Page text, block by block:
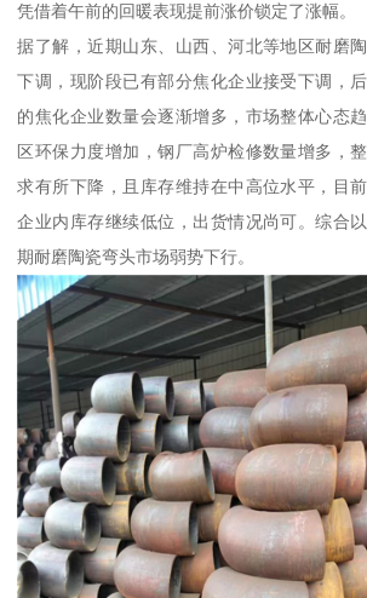
凭借着午前的回暖表现提前涨价锁定了涨幅。
据了解，近期山东、山西、河北等地区耐磨
下调，现阶段已有部分焦化企业接受下调，
的焦化企业数量会逐渐增多，市场整体心态
区环保力度增加，钢厂高炉检修数量增多，
求有所下降，且库存维持在中高位水平，目
企业内库存继续低位，出货情况尚可。综合
期耐磨陶瓷弯头市场弱势下行。